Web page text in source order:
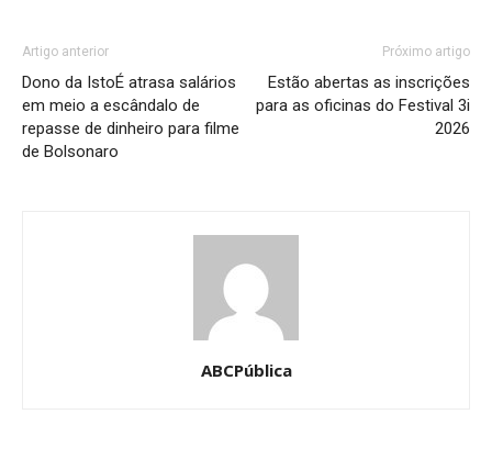
Artigo anterior
Dono da IstoÉ atrasa salários
em meio a escândalo de
repasse de dinheiro para filme
de Bolsonaro
Próximo artigo
Estão abertas as inscrições
para as oficinas do Festival 3i
2026
ABCPública